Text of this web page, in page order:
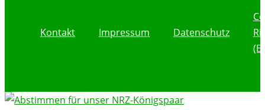
Kontakt Impressum Datenschutz